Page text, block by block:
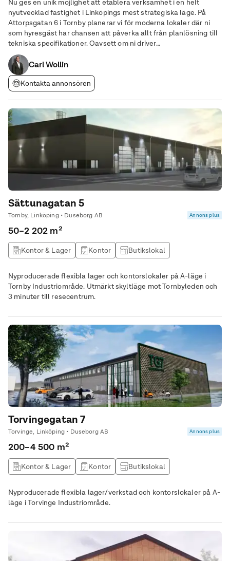
Nu ges en unik möjlighet att etablera verksamhet i en helt
nyutvecklad fastighet i Linköpings mest strategiska läge. På
Attorpsgatan 6 i Tornby planerar vi för moderna lokaler där ni
som hyresgäst har chansen att påverka allt från planlösning till
tekniska specifikationer. Oavsett om ni driver
logistikverksamhet, industriell produktion eller behöver ett
modernt kombinationskontor, skapar vi en
Carl Wollin
Kontakta annonsören
Sättunagatan 5
Tornby, Linköping • Duseborg AB Annons plus
50–2 202 m²
Kontor & Lager Kontor
Butikslokal
Nyproducerade flexibla lager och kontorslokaler på A-läge i
Tornby Industriområde. Utmärkt skyltläge mot Tornbyleden och
3 minuter till resecentrum.
Torvingegatan 7
Torvinge, Linköping • Duseborg AB Annons plus
200–4 500 m²
Kontor & Lager Kontor
Butikslokal
Nyproducerade flexibla lager/verkstad och kontorslokaler på A-
läge i Torvinge Industriområde.